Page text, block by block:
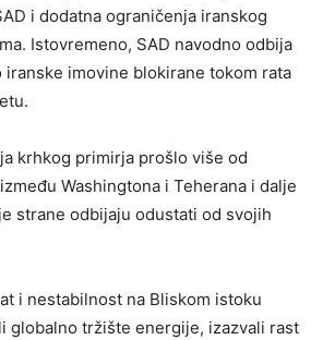
i dodatna ograničenja iranskog
Istovremeno, SAD navodno odbija
imovine blokirane tokom rata
krhkog primirja prošlo više od
Washingtona i Teherana i dalje
strane odbijaju odustati od svojih
i nestabilnost na Bliskom istoku
globalno tržište energije, izazvali rast